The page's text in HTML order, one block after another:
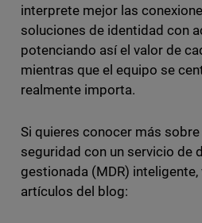
interprete mejor las
soluciones de identidad con
potenciando así el valor de
mientras que el equipo se
realmente importa.
Si quieres conocer más
seguridad con un servicio de
gestionada (MDR)
artículos del blog: